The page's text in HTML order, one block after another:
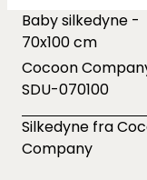
Baby silkedyne -
70x100 cm
Cocoon
SDU-070100
Silkedyne fra
Company